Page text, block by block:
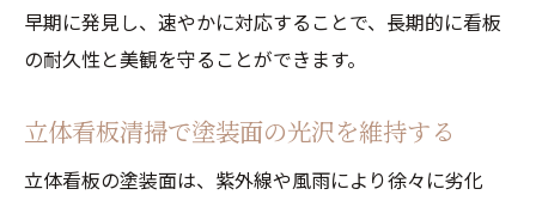
早期に発見し、速やかに対応することで、長期的に看板
の耐久性と美観を守ることができます。
立体看板清掃で塗装面の光沢を維持する
立体看板の塗装面は、紫外線や風雨により徐々に劣化